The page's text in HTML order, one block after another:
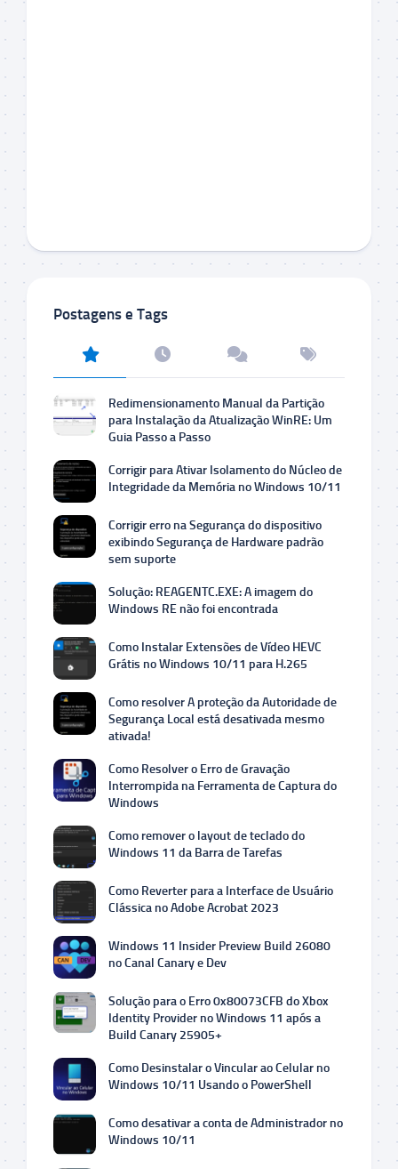
Postagens e Tags
Redimensionamento Manual da Partição
para Instalação da Atualização WinRE: Um
Guia Passo a Passo
Corrigir para Ativar Isolamento do Núcleo de
Integridade da Memória no Windows 10/11
Corrigir erro na Segurança do dispositivo
exibindo Segurança de Hardware padrão
sem suporte
Solução: REAGENTC.EXE: A imagem do
Windows RE não foi encontrada
Como Instalar Extensões de Vídeo HEVC
Grátis no Windows 10/11 para H.265
Como resolver A proteção da Autoridade de
Segurança Local está desativada mesmo
ativada!
Como Resolver o Erro de Gravação
Interrompida na Ferramenta de Captura do
Windows
Como remover o layout de teclado do
Windows 11 da Barra de Tarefas
Como Reverter para a Interface de Usuário
Clássica no Adobe Acrobat 2023
Windows 11 Insider Preview Build 26080
no Canal Canary e Dev
Solução para o Erro 0x80073CFB do Xbox
Identity Provider no Windows 11 após a
Build Canary 25905+
Como Desinstalar o Vincular ao Celular no
Windows 10/11 Usando o PowerShell
Como desativar a conta de Administrador no
Windows 10/11